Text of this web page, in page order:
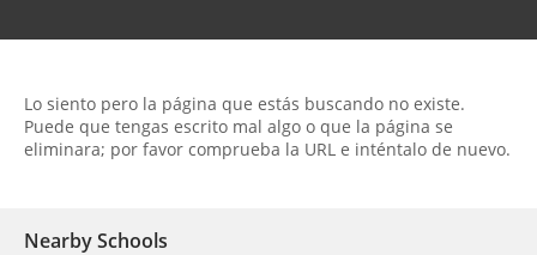
Lo siento pero la página que estás buscando no existe.
Puede que tengas escrito mal algo o que la página se
eliminara; por favor comprueba la URL e inténtalo de nuevo.
Nearby Schools